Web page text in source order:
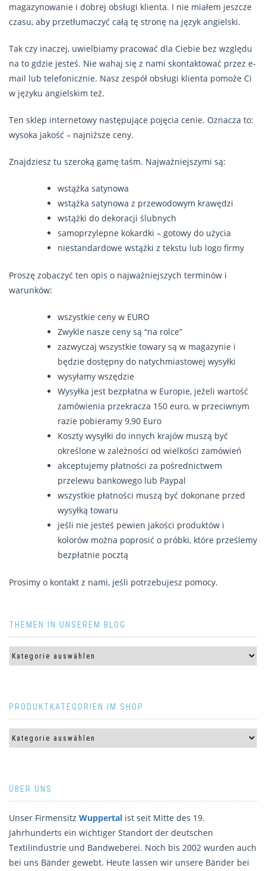
magazynowanie i dobrej obsługi klienta. I nie miałem jeszcze
czasu, aby przetłumaczyć całą tę stronę na język angielski.
Tak czy inaczej, uwielbiamy pracować dla Ciebie bez względu
na to gdzie jesteś. Nie wahaj się z nami skontaktować przez e-
mail lub telefonicznie. Nasz zespół obsługi klienta pomoże Ci
w języku angielskim też.
Ten sklep internetowy następujące pojęcia cenie. Oznacza to:
wysoka jakość – najniższe ceny.
Znajdziesz tu szeroką gamę taśm. Najważniejszymi są:
wstążka satynowa
wstążka satynowa z przewodowym krawędzi
wstążki do dekoracji ślubnych
samoprzylepne kokardki – gotowy do użycia
niestandardowe wstążki z tekstu lub logo firmy
Proszę zobaczyć ten opis o najważniejszych terminów i
warunków:
wszystkie ceny w EURO
Zwykle nasze ceny są “na rolce”
zazwyczaj wszystkie towary są w magazynie i
będzie dostępny do natychmiastowej wysyłki
wysyłamy wszędzie
Wysyłka jest bezpłatna w Europie, jeżeli wartość
zamówienia przekracza 150 euro, w przeciwnym
razie pobieramy 9,90 Euro
Koszty wysyłki do innych krajów muszą być
określone w zależności od wielkości zamówień
akceptujemy płatności za pośrednictwem
przelewu bankowego lub Paypal
wszystkie płatności muszą być dokonane przed
wysyłką towaru
jeśli nie jesteś pewien jakości produktów i
kolorów można poprosić o próbki, które prześlemy
bezpłatnie pocztą
Prosimy o kontakt z nami, jeśli potrzebujesz pomocy.
THEMEN IN UNSEREM BLOG
PRODUKTKATEGORIEN IM SHOP
ÜBER UNS
Unser Firmensitz Wuppertal ist seit Mitte des 19.
Jahrhunderts ein wichtiger Standort der deutschen
Textilindustrie und Bandweberei. Noch bis 2002 wurden auch
bei uns Bänder gewebt. Heute lassen wir unsere Bänder bei